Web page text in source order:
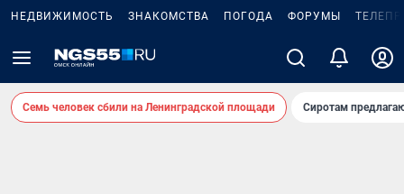
НЕДВИЖИМОСТЬ ЗНАКОМСТВА ПОГОДА ФОРУМЫ
Семь человек сбили на Ленинградской площади Сиротам